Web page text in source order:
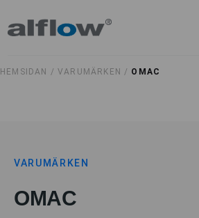
HEMSIDAN / VARUMÄRKEN / OMAC
VARUMÄRKEN
OMAC